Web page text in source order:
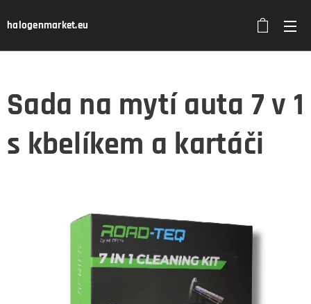
halogenmarket.eu
Sada na mytí auta 7 v 1
s kbelíkem a kartáči